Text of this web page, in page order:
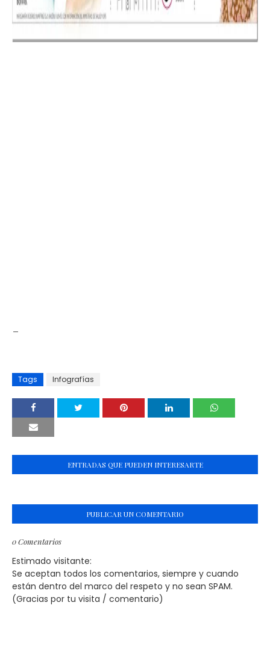
Tags Infografías
ENTRADAS QUE PUEDEN INTERESARTE
PUBLICAR UN COMENTARIO
0 Comentarios
Estimado visitante:
Se aceptan todos los comentarios, siempre y cuando
están dentro del marco del respeto y no sean SPAM.
(Gracias por tu visita / comentario)